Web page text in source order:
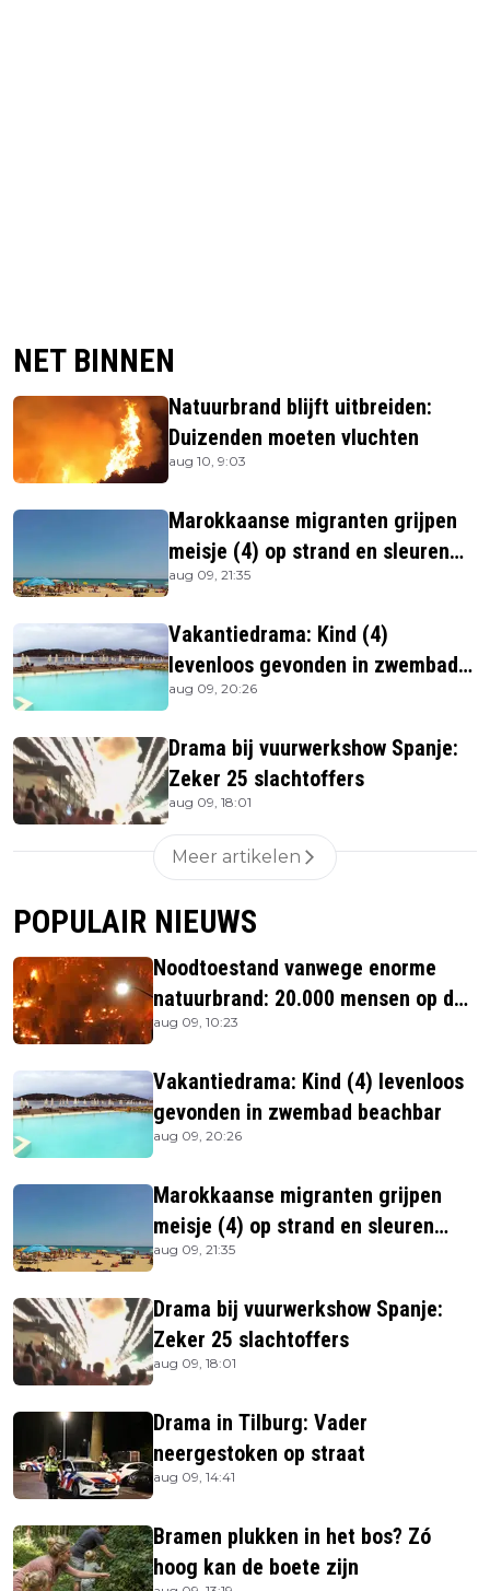
NET BINNEN
Natuurbrand blijft uitbreiden:
Duizenden moeten vluchten
aug 10, 9:03
Marokkaanse migranten grijpen
meisje (4) op strand en sleuren
haar in zee
aug 09, 21:35
Vakantiedrama: Kind (4)
levenloos gevonden in zwembad
beachbar
aug 09, 20:26
Drama bij vuurwerkshow Spanje:
Zeker 25 slachtoffers
aug 09, 18:01
Meer artikelen
POPULAIR NIEUWS
Noodtoestand vanwege enorme
natuurbrand: 20.000 mensen op de
vlucht
aug 09, 10:23
Vakantiedrama: Kind (4) levenloos
gevonden in zwembad beachbar
aug 09, 20:26
Marokkaanse migranten grijpen
meisje (4) op strand en sleuren
haar in zee
aug 09, 21:35
Drama bij vuurwerkshow Spanje:
Zeker 25 slachtoffers
aug 09, 18:01
Drama in Tilburg: Vader
neergestoken op straat
aug 09, 14:41
Bramen plukken in het bos? Zó
hoog kan de boete zijn